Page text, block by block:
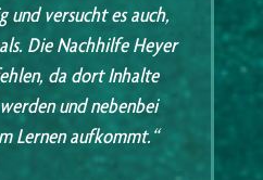
und versucht es auch,
Die Nachhilfe Heyer
da dort Inhalte
und nebenbei
Lernen aufkommt.“